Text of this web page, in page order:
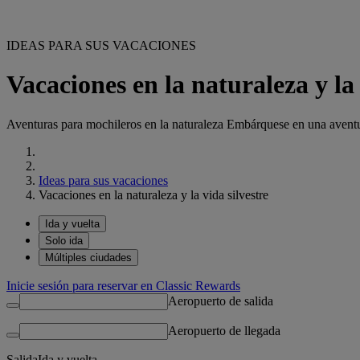
IDEAS PARA SUS VACACIONES
Vacaciones en la naturaleza y
Aventuras para mochileros en la naturaleza Embárquese en una
Ideas para sus vacaciones
Vacaciones en la naturaleza y la vida silvestre
Ida y vuelta
Solo ida
Múltiples ciudades
Inicie sesión para reservar en Classic Rewards
Aeropuerto de salida
Aeropuerto de llegada